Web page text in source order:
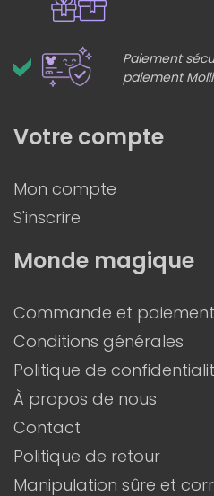
Paiement
paiement
Monde magique
Commande et paiement
Conditions générales
Politique de
À propos de nous
Contact
Politique de retour
Manipulation sûre et
Votre compte
Mon compte
S'inscrire